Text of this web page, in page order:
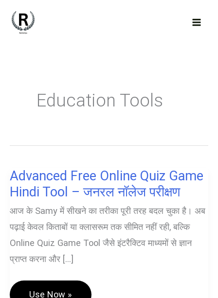
Education Tools
Advanced Free Online Quiz Game
Hindi Tool – जनरल नॉलेज परीक्षण
आज के Samy में सीखने का तरीका पूरी तरह बदल चुका है। अब
पढ़ाई केवल किताबों या क्लासरूम तक सीमित नहीं रही, बल्कि
Online Quiz Game Tool जैसे इंटरैक्टिव माध्यमों से ज्ञान
प्राप्त करना और […]
Advanced
Use Now »